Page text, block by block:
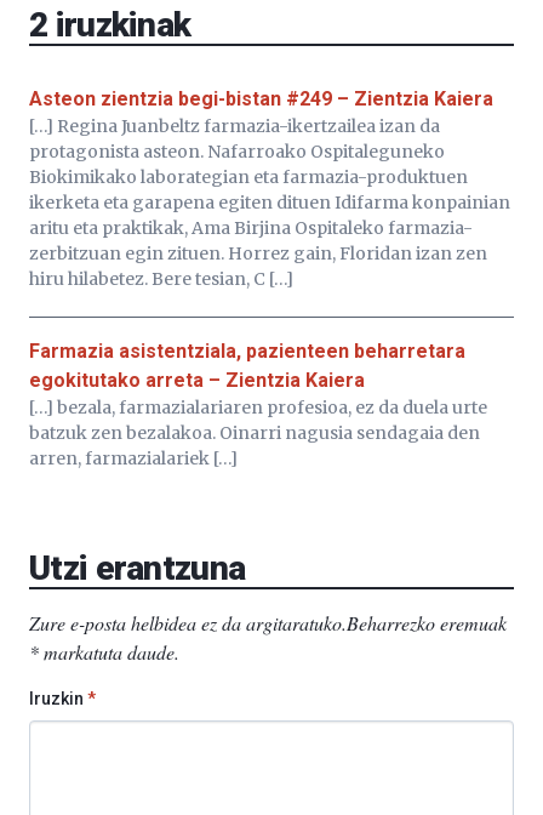
2 iruzkinak
Asteon zientzia begi-bistan #249 – Zientzia Kaiera
[…] Regina Juanbeltz farmazia-ikertzailea izan da
protagonista asteon. Nafarroako Ospitaleguneko
Biokimikako laborategian eta farmazia-produktuen
ikerketa eta garapena egiten dituen Idifarma konpainian
aritu eta praktikak, Ama Birjina Ospitaleko farmazia-
zerbitzuan egin zituen. Horrez gain, Floridan izan zen
hiru hilabetez. Bere tesian, C […]
Farmazia asistentziala, pazienteen beharretara
egokitutako arreta – Zientzia Kaiera
[…] bezala, farmazialariaren profesioa, ez da duela urte
batzuk zen bezalakoa. Oinarri nagusia sendagaia den
arren, farmazialariek […]
Utzi erantzuna
Zure e-posta helbidea ez da argitaratuko.Beharrezko eremuak
*markatuta daude.
Iruzkin *